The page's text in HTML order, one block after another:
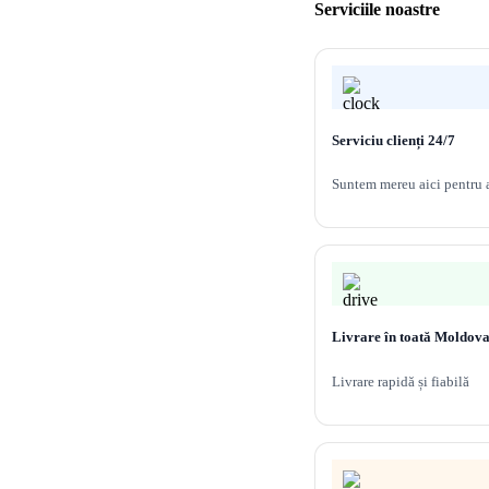
Melana
MLN-
(9393)
Serviciile noastre
Serviciu clienți 24/7
Suntem mereu aici pentru
Livrare în toată Moldova
Livrare rapidă și fiabilă